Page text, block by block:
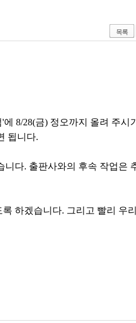
목록
8/28(금) 정오까지 올려 주시
됩니다.
다. 출판사와의 후속 작업은
하겠습니다. 그리고 빨리 우